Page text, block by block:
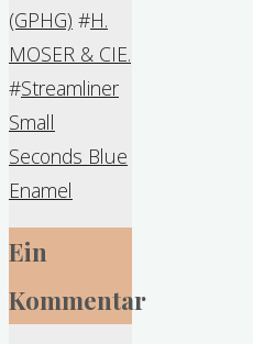
(GPHG) #H.
MOSER & CIE.
#Streamliner
Small
Seconds Blue
Enamel
Ein
Kommentar